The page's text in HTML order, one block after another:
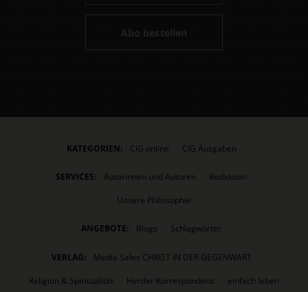
Abo bestellen
KATEGORIEN: CIG online CIG Ausgaben
SERVICES: Autorinnen und Autoren
Redaktion
Unsere Philosophie
ANGEBOTE: Blogs Schlagwörter
VERLAG:
Media Sales CHRIST IN DER GEGENWART
Religion & Spiritualität
Herder Korrespondenz
einfach leben